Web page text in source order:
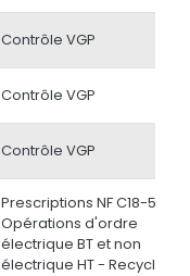
Contrôle VGP
Contrôle VGP
Contrôle VGP
Prescriptions NF C18-510 -
Opérations d'ordre
électrique BT et non
électrique HT - Recyclage